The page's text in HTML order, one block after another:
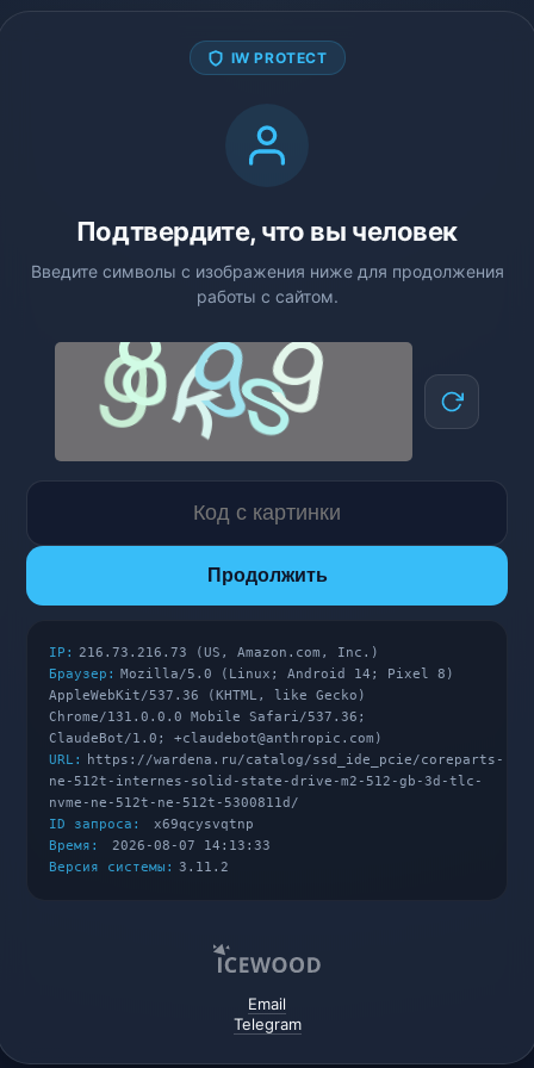
IW PROTECT
Подтвердите, что вы человек
Введите символы с изображения ниже для продолжения
работы с сайтом.
Продолжить
IP: 216.73.216.73 (US, Amazon.com, Inc.)
Браузер: Mozilla/5.0 (Linux; Android 14; Pixel 8)
AppleWebKit/537.36 (KHTML, like Gecko)
Chrome/131.0.0.0 Mobile Safari/537.36;
ClaudeBot/1.0; +claudebot@anthropic.com)
URL:
https://wardena.ru/catalog/ssd_ide_pcie/coreparts-
ne-512t-internes-solid-state-drive-m2-512-gb-3d-tlc-
nvme-ne-512t-ne-512t-5300811d/
ID запроса:
x69qcysvqtnp
Время:
2026-08-07 14:13:33
Версия системы: 3.11.2
Email
Telegram